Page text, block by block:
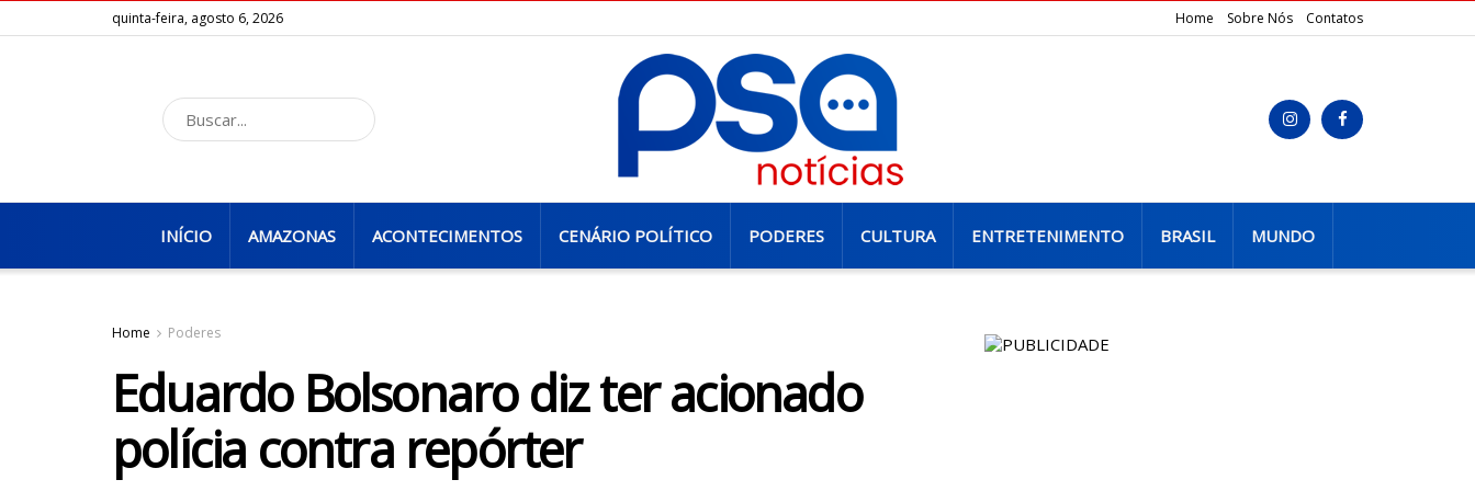
quinta-feira, agosto 6, 2026 Home Sobre Nós Contatos
INÍCIO AMAZONAS ACONTECIMENTOS CENÁRIO POLÍTICO PODERES CULTURA ENTRETENIMENTO BRASIL MUNDO
Home Poderes
Eduardo Bolsonaro diz ter acionado
polícia contra repórter